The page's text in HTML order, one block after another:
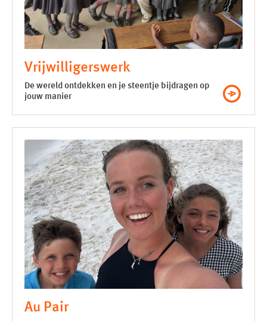
Vrijwilligers­werk
De wereld ontdekken en je steentje bijdragen op
jouw manier
Au Pair